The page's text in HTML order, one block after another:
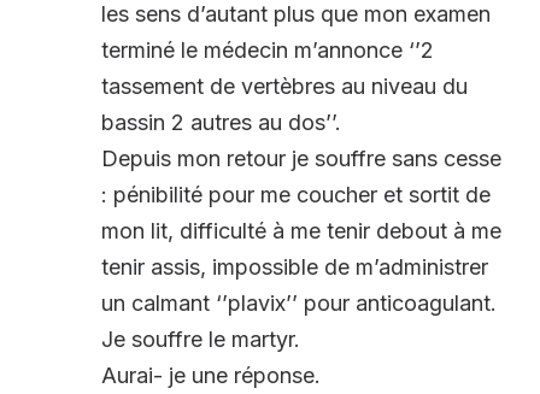
les sens d’autant plus que mon examen
terminé le médecin m’annonce ‘’2
tassement de vertèbres au niveau du
bassin 2 autres au dos’’.
Depuis mon retour je souffre sans cesse
: pénibilité pour me coucher et sortit de
mon lit, difficulté à me tenir debout à me
tenir assis, impossible de m’administrer
un calmant ‘’plavix’’ pour anticoagulant.
Je souffre le martyr.
Aurai- je une réponse.